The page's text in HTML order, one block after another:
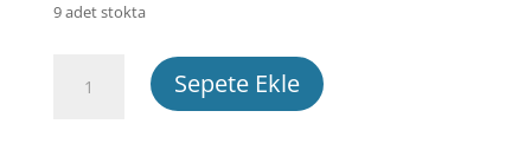
9 adet stokta
Bademli
Sepete Ekle